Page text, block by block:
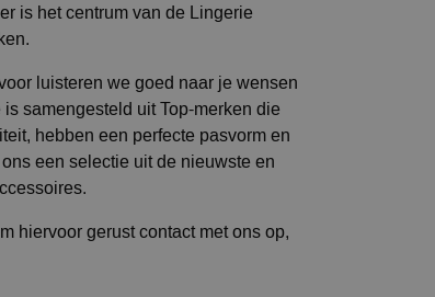
is het centrum van de Lingerie
luisteren we goed naar je wensen
samengesteld uit Top-merken die
hebben een perfecte pasvorm en
een selectie uit de nieuwste en
hiervoor gerust contact met ons op,